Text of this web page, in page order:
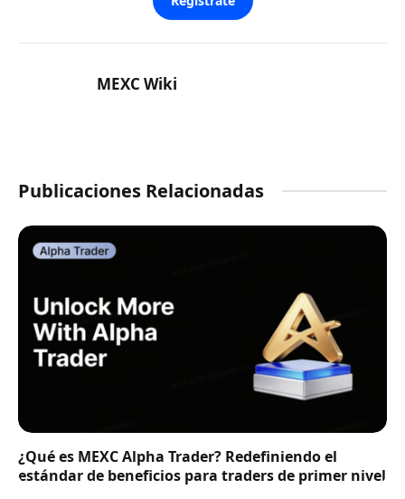
MEXC Wiki
Publicaciones Relacionadas
¿Qué es MEXC Alpha Trader? Redefiniendo el
estándar de beneficios para traders de primer nivel